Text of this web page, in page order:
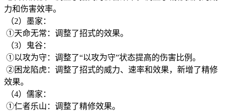
力和伤害效率。
（2）墨家：
①天命无常：调整了招式的效果。
（3）鬼谷：
①以攻为守：调整了“以攻为守”状态提高的伤害比例。
②困龙陷虎：调整了招式的威力、速率和效果，新增了精修
效果。
（4）儒家：
①仁者乐山：调整了精修效果。